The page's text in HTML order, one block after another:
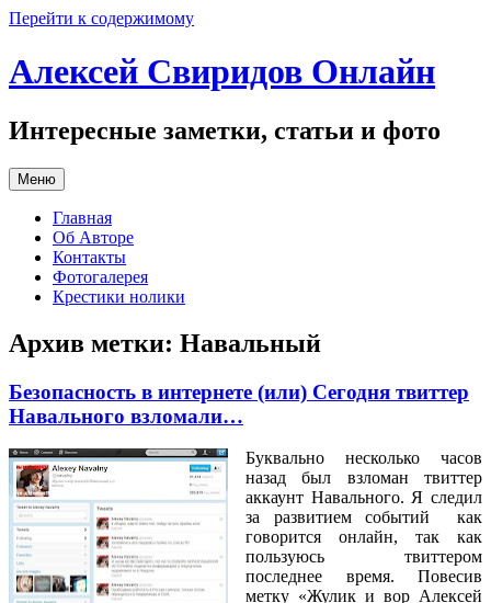
Перейти к содержимому
Алексей Свиридов Онлайн
Интересные заметки, статьи и фото
Меню
Главная
Об Авторе
Контакты
Фотогалерея
Крестики нолики
Архив метки: Навальный
Безопасность в интернете (или) Сегодня твиттер
Навального взломали…
Буквально несколько часов
назад был взломан твиттер
аккаунт Навального. Я следил
за развитием событий как
говорится онлайн, так как
пользуюсь твиттером
последнее время. Повесив
метку «Жулик и вор Алексей